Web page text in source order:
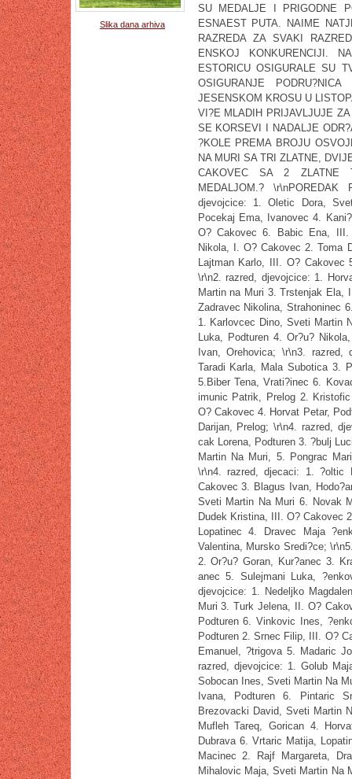
Slika dana arhiva
SU MEDALJE I PRIGODNE
ESNAEST PUTA. NAIME
RAZREDA ZA SVAKI
ENSKOJ KONKURENCIJI.
ESTORICU OSIGURALE SU
OSIGURANJE
JESENSKOM KROSU U
VI?E MLADIH PRIJAVLJUJE
SE KORSEVI I NADALJE
?KOLE PREMA BROJU
NA MURI SA TRI ZLATNE,
CAKOVEC SA 2 ZLATNE
MEDALJOM.? \r\nPOREDAK
djevojcice: 1. Oletic Dora,
Pocekaj Ema, Ivanovec 4.
O? Cakovec 6. Babic Ena,
Nikola, I. O? Cakovec 2. Toma
Lajtman Karlo, III. O? Cakovec
\r\n2. razred, djevojcice: 1.
Martin na Muri 3. Trstenjak Ela,
Zadravec Nikolina, Strahoninec
1. Karlovcec Dino, Sveti Martin
Luka, Podturen 4. Or?u?
Ivan, Orehovica; \r\n3.
Taradi Karla, Mala Subotica 3.
5.Biber Tena, Vrati?inec 6.
imunic Patrik, Prelog 2.
O? Cakovec 4. Horvat Petar,
Darijan, Prelog; \r\n4. razred,
cak Lorena, Podturen 3. ?bulj
Martin Na Muri, 5. Pongrac
\r\n4. razred, djecaci: 1. ?oltic
Cakovec 3. Blagus Ivan,
Sveti Martin Na Muri 6. Novak
Dudek Kristina, III. O? Cakovec
Lopatinec 4. Dravec Maja
Valentina, Mursko Sredi?ce;
2. Or?u? Goran, Kur?anec 3.
anec 5. Sulejmani Luka,
djevojcice: 1. Nedeljko
Muri 3. Turk Jelena, II. O?
Podturen 6. Vinkovic Ines,
Podturen 2. Srnec Filip, III. O?
Emanuel, ?trigova 5. Madaric
razred, djevojcice: 1. Golub
Sobocan Ines, Sveti Martin Na
Ivana, Podturen 6. Pintaric
Brezovacki David, Sveti Martin
Mufleh Tareq, Gorican 4.
Dubrava 6. Vrtaric Matija,
Macinec 2. Rajf Margareta,
Mihalovic Maja, Sveti Martin Na